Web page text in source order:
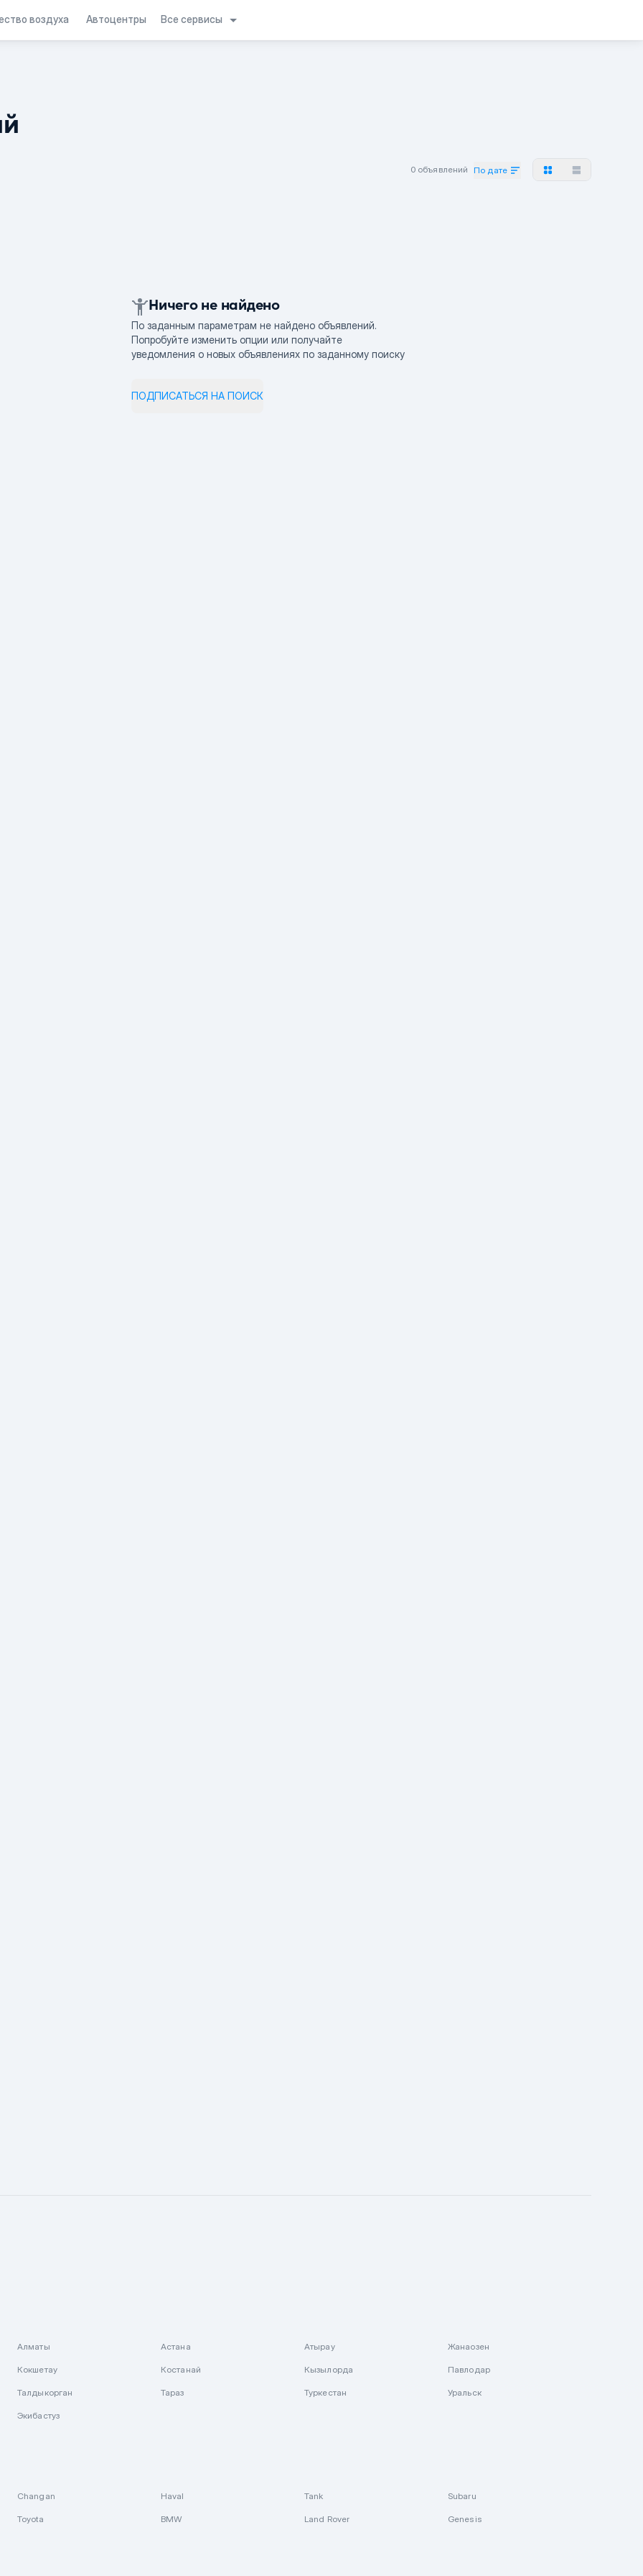
воздуха Автоцентры Все сервисы
0 объявлений По дате
Ничего не найдено
По заданным параметрам не найдено объявлений.
Попробуйте изменить опции или получайте
уведомления о новых объявлениях по заданному поиску
ПОДПИСАТЬСЯ НА ПОИСК
Алматы Астана Атырау Жанаозен
Кокшетау Костанай Кызылорда Павлодар
Талдыкорган Тараз Туркестан Уральск
Экибастуз
Changan Haval Tank Subaru
Toyota BMW Land Rover Genesis